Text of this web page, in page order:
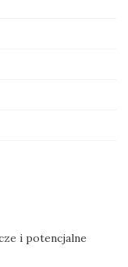
i potencjalne